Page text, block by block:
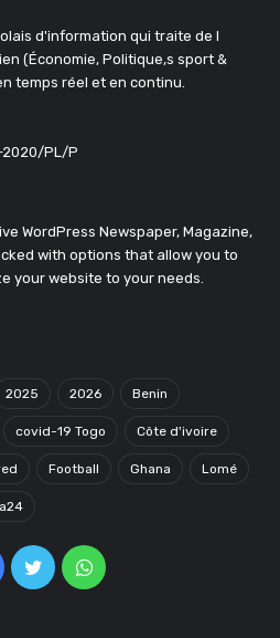
d'information qui traite de l
(Économie, Politique,s sport &
temps réel et en continu.
2020/PL/P
WordPress Newspaper, Magazine,
with options that allow you to
your website to your needs.
2025 2026 Benin
covid-19 Togo Côte d'ivoire
Football Ghana Lomé
TwitterWhatsApp